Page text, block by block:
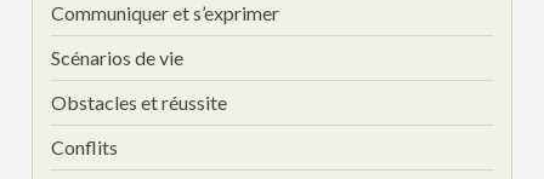
Communiquer et s’exprimer
Scénarios de vie
Obstacles et réussite
Conflits